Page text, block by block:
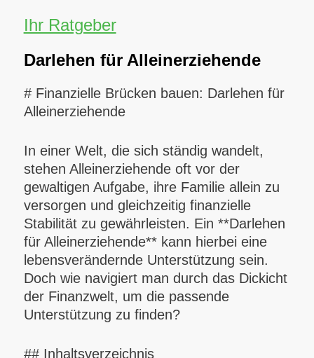
Ihr Ratgeber
Darlehen für Alleinerziehende
# Finanzielle Brücken bauen: Darlehen für
Alleinerziehende
In einer Welt, die sich ständig wandelt,
stehen Alleinerziehende oft vor der
gewaltigen Aufgabe, ihre Familie allein zu
versorgen und gleichzeitig finanzielle
Stabilität zu gewährleisten. Ein **Darlehen
für Alleinerziehende** kann hierbei eine
lebensverändernde Unterstützung sein.
Doch wie navigiert man durch das Dickicht
der Finanzwelt, um die passende
Unterstützung zu finden?
## Inhaltsverzeichnis